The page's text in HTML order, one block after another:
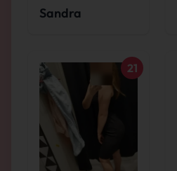
Sandra
21